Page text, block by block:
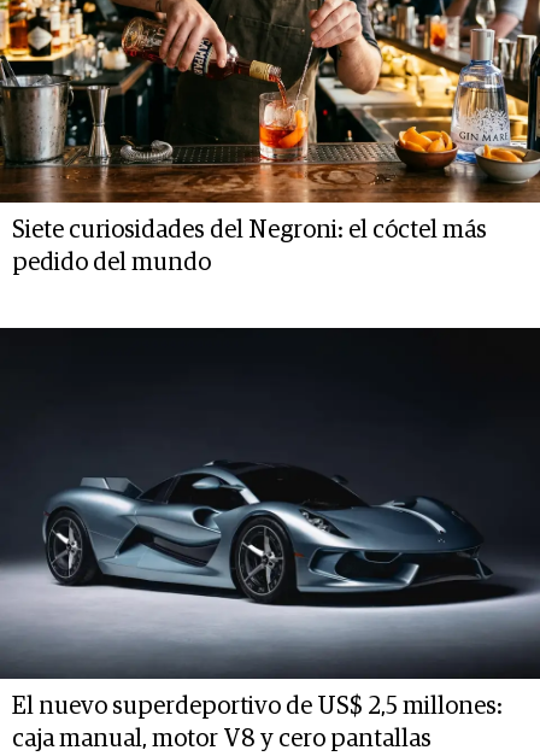
Siete curiosidades del Negroni: el cóctel más
pedido del mundo
El nuevo superdeportivo de US$ 2,5 millones:
caja manual, motor V8 y cero pantallas